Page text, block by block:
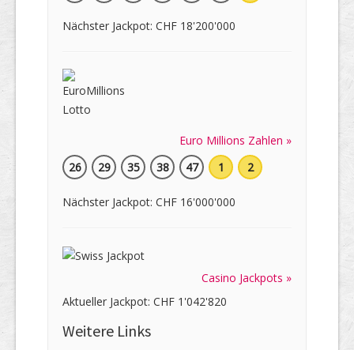
Nächster Jackpot: CHF 18'200'000
Euro Millions Zahlen »
26
29 35 38 47 1 2
Nächster Jackpot: CHF 16'000'000
Casino Jackpots »
Aktueller Jackpot: CHF 1'042'820
Weitere Links